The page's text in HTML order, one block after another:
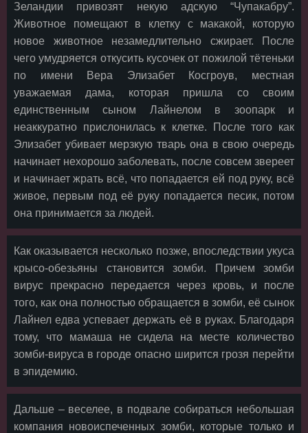
Зеландии привозят некую адскую “Чупакабру”.
Животное помещают в клетку с макакой, которую
новое животное незамедлительно сжирает. После
чего умудряется откусить кусочек от пожилой тётеньки
по имени Вера Элизабет Косгроув, местная
уважаемая дама, которая пришла со своим
единственным сыном Лайнелом в зоопарк и
неаккуратно прислонилась к клетке. После того как
Элизабет убивает мерзкую тварь она в свою очередь
начинает нехорошо заболевать, после совсем звереет
и начинает жрать всё, что попадается ей под руку, всё
живое, первым под её руку попадается песик, потом
она принимается за людей.
Как оказывается несколько позже, впоследствии укуса
крысо-обезьяны становится зомби. Причем зомби
вирус прекрасно передается через кровь, и после
того, как она полностью обращается в зомби, её сынок
Лайнел едва успевает держать её в руках. Благодаря
тому, что мамаша не сидела на месте количество
зомби-вируса в городе опасно ширится грозя перейти
в эпидемию.
Дальше – веселее, в подвале собираться небольшая
компания новоиспеченных зомби, которые только и